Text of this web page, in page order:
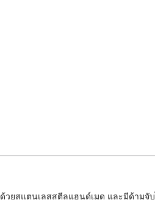
วยสแตนเลสสตีลแฮนด์เมด และมีด้าม